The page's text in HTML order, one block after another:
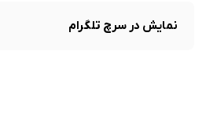
نمایش در سرچ تلگرام